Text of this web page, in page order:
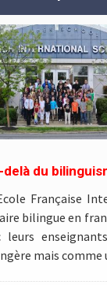
delà du
Française
bilingue en
leurs
mais comme